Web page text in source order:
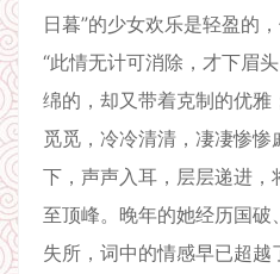
日暮”的少女欢乐是轻盈的
“此情无计可消除，才下眉
绵的，却又带着克制的优雅
觅觅，冷冷清清，凄凄惨惨
下，声声入耳，层层递进，
至顶峰。晚年的她经历国
失所，词中的情感早已超